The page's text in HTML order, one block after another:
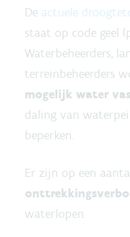
De actuele
staat op code geel
Waterbeheerders,
terreinbeheerders
mogelijk water
daling van
beperken.
Er zijn op een
waterlopen.